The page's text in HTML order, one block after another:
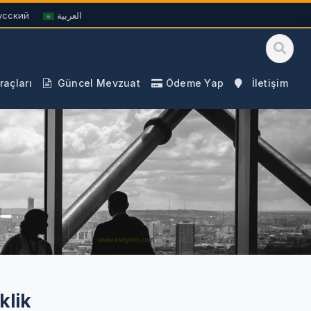
العربية
Güncel Mevzuat Ödeme Yap İletişim